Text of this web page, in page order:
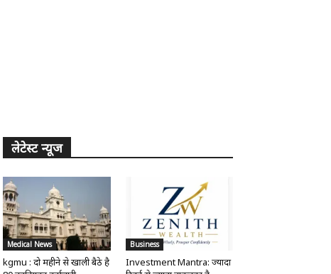
लेटेस्ट न्यूज
Medical News
kgmu : दो महीने से खाली बैठे है
Business
Investment Mantra: ज्यादा